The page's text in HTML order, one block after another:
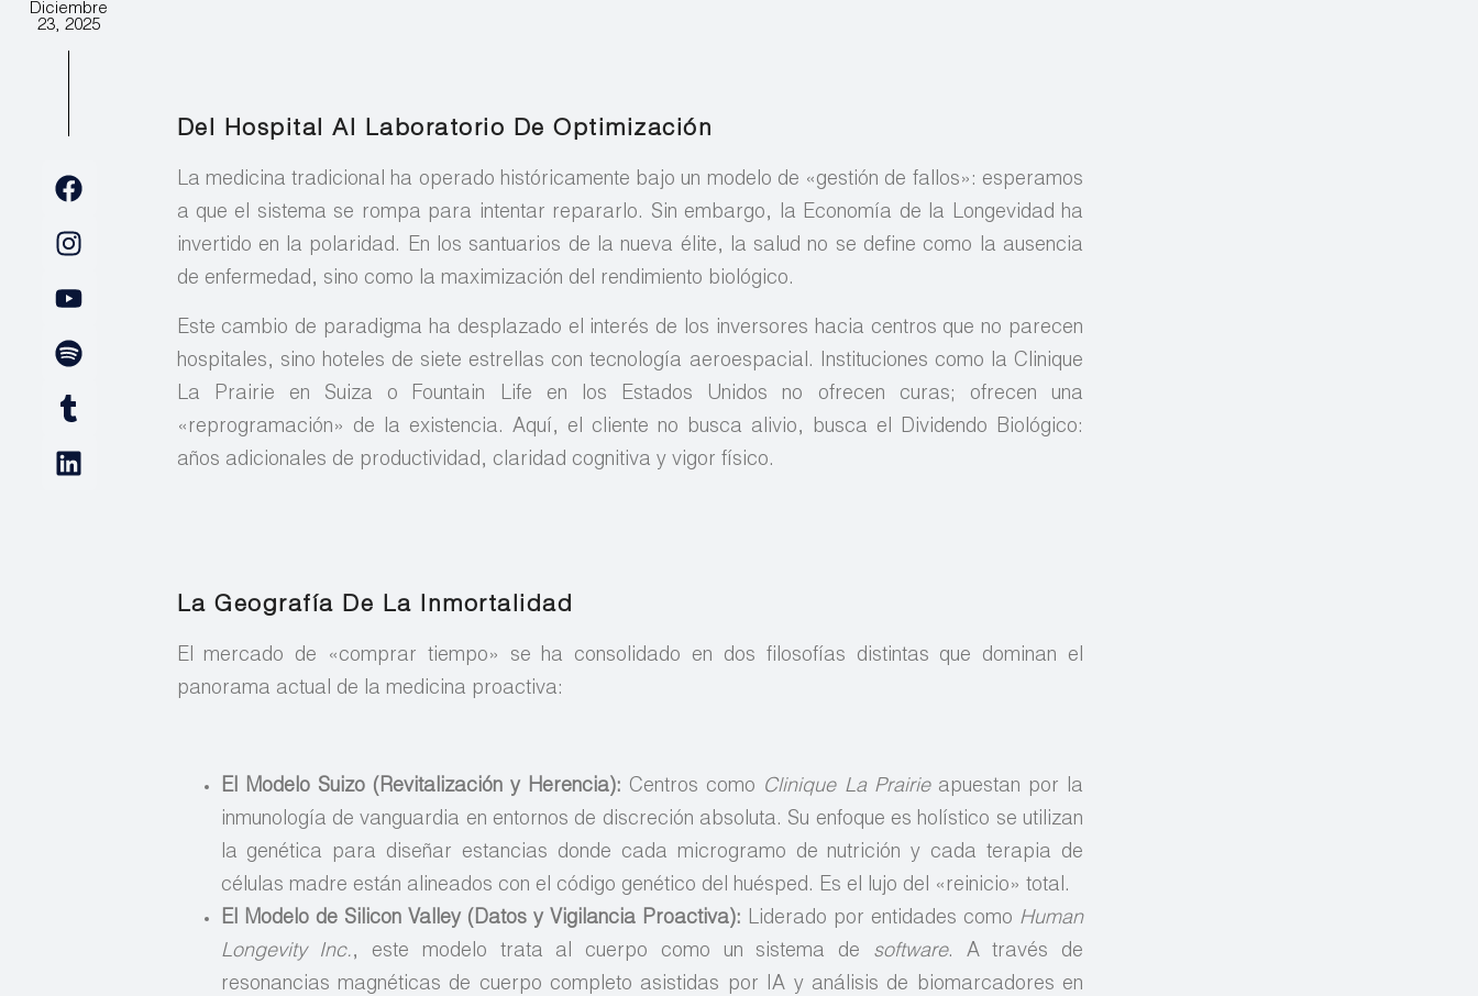
Diciembre
23, 2025
Del Hospital Al Laboratorio De Optimización
La medicina tradicional ha operado históricamente bajo un modelo de «gestión de fallos»: esperamos
a que el sistema se rompa para intentar repararlo. Sin embargo, la Economía de la Longevidad ha
invertido en la polaridad. En los santuarios de la nueva élite, la salud no se define como la ausencia
de enfermedad, sino como la maximización del rendimiento biológico.
Este cambio de paradigma ha desplazado el interés de los inversores hacia centros que no parecen
hospitales, sino hoteles de siete estrellas con tecnología aeroespacial. Instituciones como la Clinique
La Prairie en Suiza o Fountain Life en los Estados Unidos no ofrecen curas; ofrecen una
«reprogramación» de la existencia. Aquí, el cliente no busca alivio, busca el Dividendo Biológico:
años adicionales de productividad, claridad cognitiva y vigor físico.
La Geografía De La Inmortalidad
El mercado de «comprar tiempo» se ha consolidado en dos filosofías distintas que dominan el
panorama actual de la medicina proactiva:
El Modelo Suizo (Revitalización y Herencia): Centros como Clinique La Prairieapuestan por la
inmunología de vanguardia en entornos de discreción absoluta. Su enfoque es holístico se utilizan
la genética para diseñar estancias donde cada microgramo de nutrición y cada terapia de
células madre están alineados con el código genético del huésped. Es el lujo del «reinicio» total.
El Modelo de Silicon Valley (Datos y Vigilancia Proactiva): Liderado por entidades como Human
Longevity Inc., este modelo trata al cuerpo como un sistema de software. A través de
resonancias magnéticas de cuerpo completo asistidas por IA y análisis de biomarcadores en